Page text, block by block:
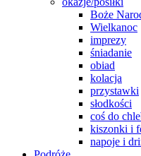
Boże
Wielkanoc
imprezy
śniadanie
obiad
kolacja
przystawki
słodkości
coś do
kiszonki i
napoje i